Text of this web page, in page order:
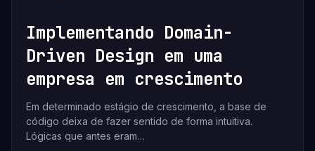
Implementando Domain-
Driven Design em uma
empresa em crescimento
Em determinado estágio de crescimento, a base de
código deixa de fazer sentido de forma intuitiva.
Lógicas que antes eram…